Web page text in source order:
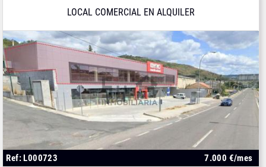
LOCAL COMERCIAL EN ALQUILER
Ref: L000723 7.000 €/mes